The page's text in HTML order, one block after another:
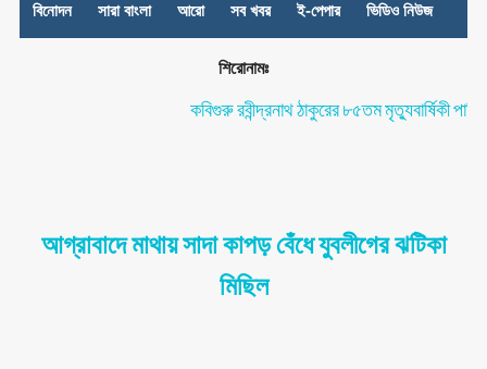
বিনোদন সারা বাংলা আরো সব খবর ই-পেপার ভিডিও নিউজ
শিরোনামঃ
কবিগুরু রবীন্দ্রনাথ ঠাকুরের ৮৫তম মৃত্যুবার্ষিকী পালিত
আগ্রাবাদে মাথায় সাদা কাপড় বেঁধে যুবলীগের ঝটিকা
মিছিল